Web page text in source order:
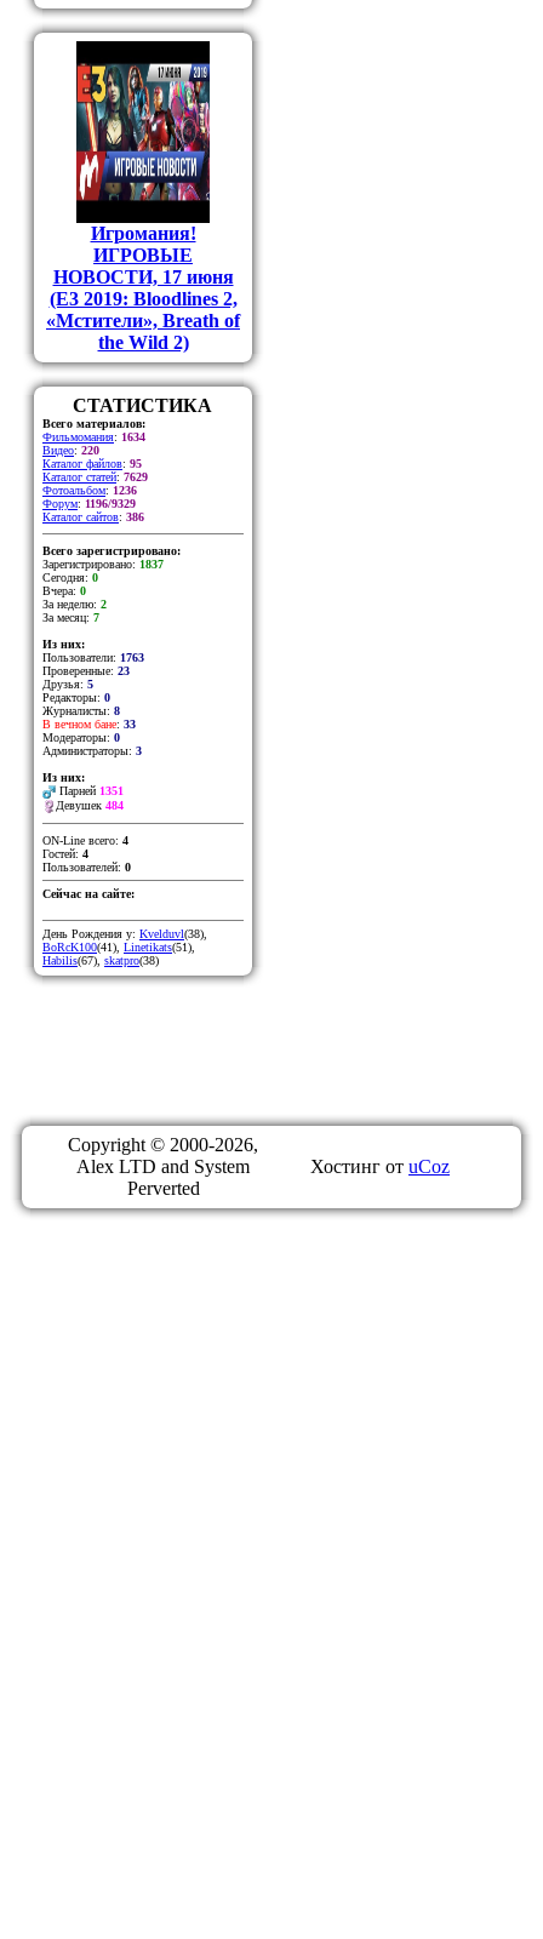
Игромания!
ИГРОВЫЕ
НОВОСТИ, 17 июня
(E3 2019: Bloodlines 2,
«Мстители», Breath of
the Wild 2)
СТАТИСТИКА
Всего материалов:
Фильмомания: 1634
Видео: 220
Каталог файлов: 95
Каталог статей: 7629
Фотоальбом: 1236
Форум: 1196/9329
Каталог сайтов: 386
Всего зарегистрировано:
Зарегистрировано: 1837
Сегодня: 0
Вчера: 0
За неделю: 2
За месяц: 7
Из них:
Пользователи: 1763
Проверенные: 23
Друзья: 5
Редакторы: 0
Журналисты: 8
В вечном бане: 33
Модераторы: 0
Администраторы: 3
Из них:
Парней 1351
Девушек 484
ON-Line всего: 4
Гостей: 4
Пользователей: 0
Сейчас на сайте:
День Рождения у: Kvelduvl(38),
BoRcK100(41), Linetikats(51),
Habilis(67), skatpro(38)
Copyright © 2000-2026,
Alex LTD and System
Perverted
Хостинг от uCoz